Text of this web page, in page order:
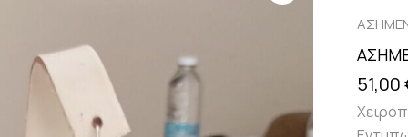
51,00